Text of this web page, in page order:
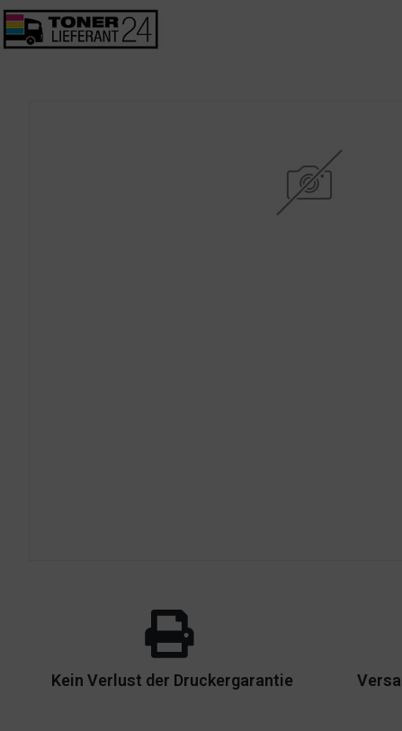
Kein Verlust der Druckergarantie